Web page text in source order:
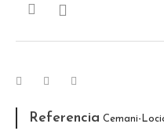

Referencia Cemani-